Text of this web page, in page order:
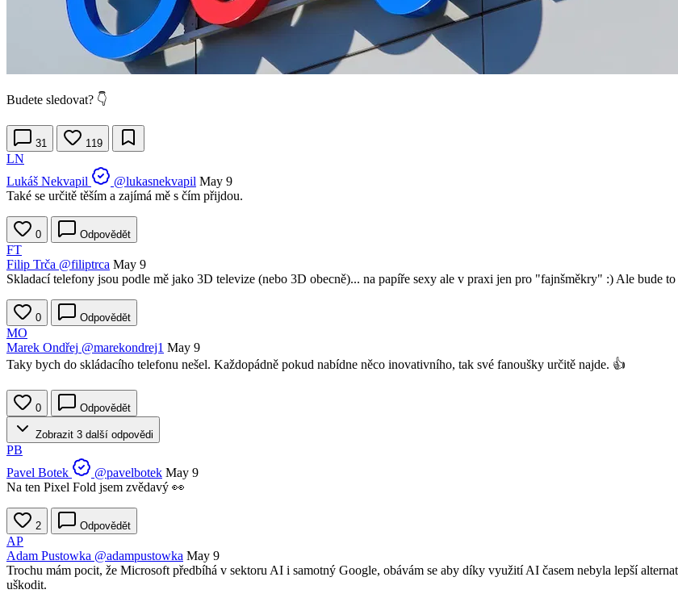
Budete sledovat? 👇
31 119
LN
Lukáš Nekvapil
@lukasnekvapil May 9
Také se určitě těším a zajímá mě s čím přijdou.
0 Odpovědět
FT
Filip Trča @filiptrca May 9
Skladací telefony jsou podle mě jako 3D televize (nebo 3D obecně)... na papíře sexy ale v praxi jen pro "fajnšměkry" :) Ale bude
0 Odpovědět
MO
Marek Ondřej @marekondrej1 May 9
Taky bych do skládacího telefonu nešel. Každopádně pokud nabídne něco inovativního, tak své fanoušky určitě najde. 👍
0 Odpovědět
Zobrazit 3 další odpovědi
PB
Pavel Botek
@pavelbotek May 9
Na ten Pixel Fold jsem zvědavý 👀
2 Odpovědět
AP
Adam Pustowka @adampustowka May 9
Trochu mám pocit, že Microsoft předbíhá v sektoru AI i samotný Google, obávám se aby díky využití AI časem nebyla lepší
uškodit.